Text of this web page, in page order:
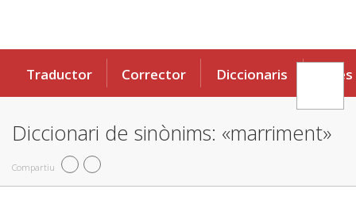
Traductor Corrector Diccionaris Eines
Diccionari de sinònims: «marriment»
Compartiu